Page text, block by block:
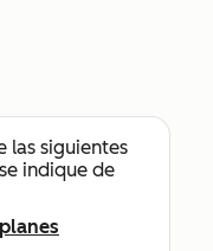
las siguientes
indique de